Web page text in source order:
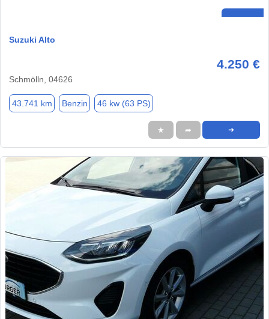
Suzuki Alto
4.250 €
Schmölln, 04626
43.741 km Benzin 46 kw (63 PS)
★ ➦ ➜